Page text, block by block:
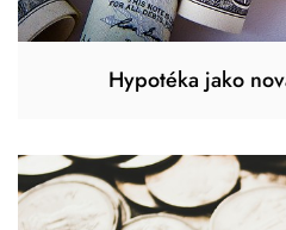
Hypotéka jako